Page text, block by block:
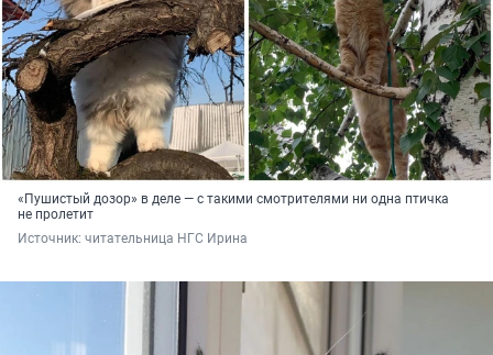
«Пушистый дозор» в деле — с такими смотрителями ни одна птичка
не пролетит
Источник: читательница НГС Ирина